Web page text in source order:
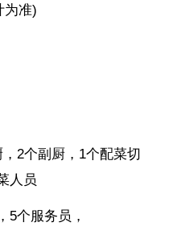
为准)
2个副厨，1个配菜切
人员
5个服务员，